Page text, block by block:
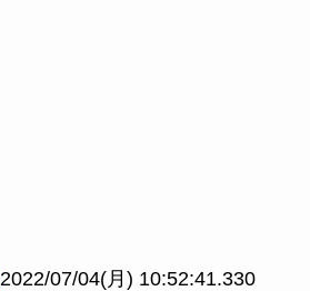
2022/07/04(月) 10:52:41.330